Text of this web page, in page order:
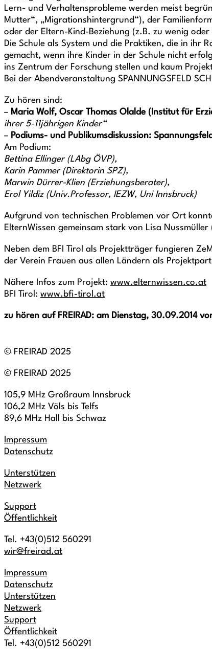
Lern- und Verhaltensprobleme werden meist
Mutter“, „Migrationshintergrund“), der
oder der Eltern-Kind-Beziehung (z.B. zu wenig
Die Schule als System und die Praktiken, die in ihr
gemacht, wenn ihre Kinder in der Schule nicht
ins Zentrum der Forschung stellen und kaum
Bei der Abendveranstaltung SPANNUNGSFELD
Zu hören sind:
– Maria Wolf, Oscar Thomas Olalde (Institut für
ihrer 5-11jährigen Kinder“
– Podiums- und Publikumsdiskussion:
Am Podium:
Bettina Ellinger (LAbg ÖVP),
Karin Pammer (Direktorin SPZ),
Marwin Dürrer-Klien (Erziehungsberater),
Erol Yildiz (Univ.Professor, IEZW, Uni Innsbruck)
Aufgrund von technischen Problemen vor Ort
ElternWissen gemeinsam stark von Lisa
Neben dem BFI Tirol als Projektträger fungieren
der Verein Frauen aus allen Ländern als
Nähere Infos zum Projekt: www.elternwissen.co.at
BFI Tirol: www.bfi-tirol.at
zu hören auf FREIRAD: am Dienstag, 30.09.2014
© FREIRAD 2025
© FREIRAD 2025
105,9 MHz Großraum Innsbruck
106,2 MHz Völs bis Telfs
89,6 MHz Hall bis Schwaz
Impressum
Datenschutz
Unterstützen
Netzwerk
Support
Öffentlichkeit
Tel. +43(0)512 560291
wir@freirad.at
Impressum
Datenschutz
Unterstützen
Netzwerk
Support
Öffentlichkeit
Tel. +43(0)512 560291